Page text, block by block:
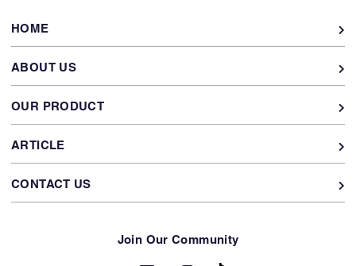
HOME
ABOUT US
OUR PRODUCT
ARTICLE
CONTACT US
Join Our Community